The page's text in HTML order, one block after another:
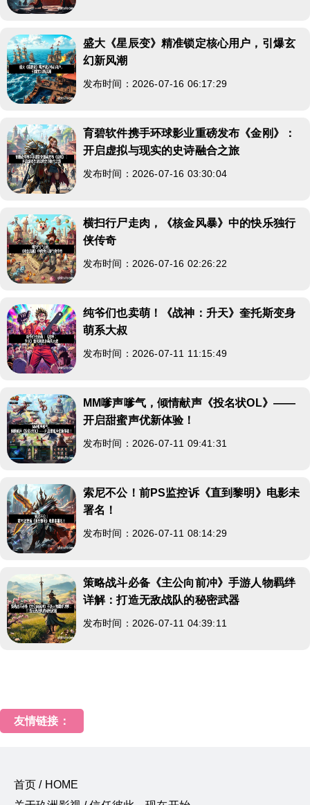
盛大《星辰变》精准锁定核心用户，引爆玄
幻新风潮
发布时间：2026-07-16 06:17:29
育碧软件携手环球影业重磅发布《金刚》：
开启虚拟与现实的史诗融合之旅
发布时间：2026-07-16 03:30:04
横扫行尸走肉，《核金风暴》中的快乐独行
侠传奇
发布时间：2026-07-16 02:26:22
纯爷们也卖萌！《战神：升天》奎托斯变身
萌系大叔
发布时间：2026-07-11 11:15:49
MM嗲声嗲气，倾情献声《投名状OL》——
开启甜蜜声优新体验！
发布时间：2026-07-11 09:41:31
索尼不公！前PS监控诉《直到黎明》电影未
署名！
发布时间：2026-07-11 08:14:29
策略战斗必备《主公向前冲》手游人物羁绊
详解：打造无敌战队的秘密武器
发布时间：2026-07-11 04:39:11
友情链接：
首页 / HOME